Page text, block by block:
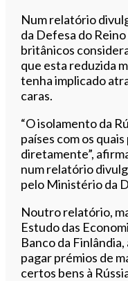
Num relatório
da Defesa do
britânicos
que esta reduzida
tenha implicado
caras.
“O isolamento da
países com os
diretamente”,
num relatório
pelo Ministério da
Noutro relatório,
Estudo das
Banco da
pagar prémios de
certos bens à